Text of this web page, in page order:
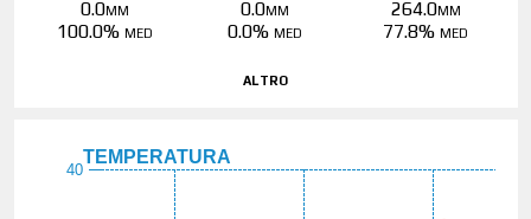
0.0mm
100.0% med
0.0mm
0.0% med
264.0mm
77.8% med
altro
TEMPERATURA
40